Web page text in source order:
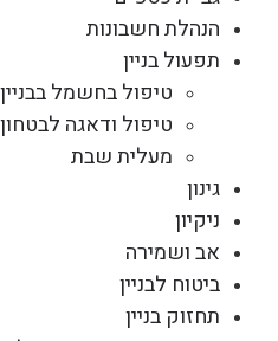
הנהלת חשבונות
תפעול בניין
טיפול בחשמל
טיפול ודאגה לבטחון
מעלית שבת
גינון
ניקיון
אב ושמירה
ביטוח לבניין
תחזוק בניין